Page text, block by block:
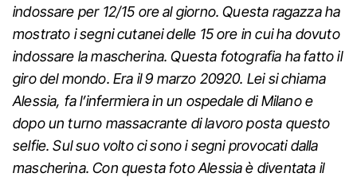
indossare per 12/15 ore al giorno. Questa ragazza ha
mostrato i segni cutanei delle 15 ore in cui ha dovuto
indossare la mascherina. Questa fotografia ha fatto il
giro del mondo. Era il 9 marzo 20920. Lei si chiama
Alessia, fa l’infermiera in un ospedale di Milano e
dopo un turno massacrante di lavoro posta questo
selfie. Sul suo volto ci sono i segni provocati dalla
mascherina. Con questa foto Alessia è diventata il